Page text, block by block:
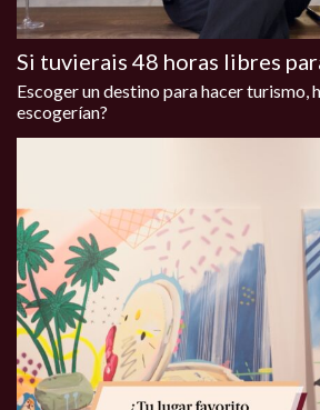
Si tuvierais 48 horas libres
Escoger un destino para hacer turismo,
escogerían?